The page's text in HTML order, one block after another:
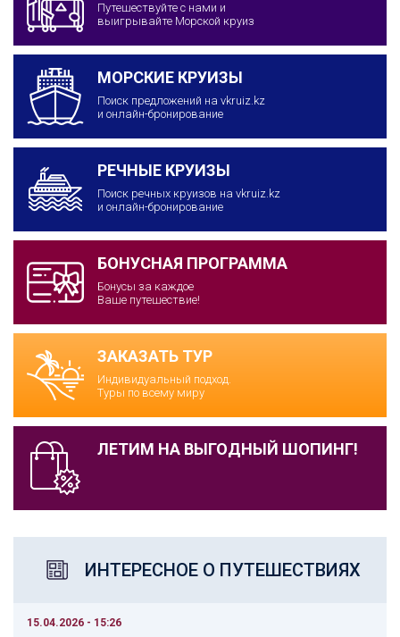
Путешествуйте с нами и
выигрывайте Морской круиз
МОРСКИЕ КРУИЗЫ
Поиск предложений на vkruiz.kz
и онлайн-бронирование
РЕЧНЫЕ КРУИЗЫ
Поиск речных круизов на vkruiz.kz
и онлайн-бронирование
БОНУСНАЯ ПРОГРАММА
Бонусы за каждое
Ваше путешествие!
ЗАКАЗАТЬ ТУР
Индивидуальный подход.
Туры по всему миру
ЛЕТИМ НА ВЫГОДНЫЙ ШОПИНГ!
ИНТЕРЕСНОЕ О ПУТЕШЕСТВИЯХ
15.04.2026 - 15:26